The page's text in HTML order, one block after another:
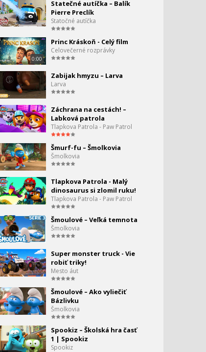
zachraňuje pterodaktyla!
zachrániť niekoľko
parašutistov!
0:00
73.
Tlapková Patrola - Zuma
zachraňuje prasiatko!
Tlapková Patrola - Horská
karnevalová jazda!
0:00
75.
Tlapková Patrola - Není
čas na obedovú pauzu!
Šteniatka prebudia
spiaceho draka!
Strašidelná chata!
Rošťácké koťátka!
Tlapková Patrola -
Šteniatka zachraňujú
tučniaky
Tlapková Patrola -
Marshall zachraňuje
jaskyňu
Statečné autíčka – Balík
Pierre Preclík
Statočné autíčka
0:00
Princ Kráskoň - Celý film
Celovečerné rozprávky
Zabijak hmyzu – Larva
Larva
Záchrana na cestách! –
Labková patrola
Tlapkova Patrola - Paw Patrol
Šmurf-fu – Šmolkovia
Šmolkovia
Tlapkova Patrola - Malý
dinosaurus si zlomil ruku!
Tlapkova Patrola - Paw Patrol
Šmoulové – Veľká temnota
Šmolkovia
Super monster truck - Vie
robiť triky!
Mesto áut
Šmoulové – Ako vyliečiť
Bázlivku
Šmolkovia
Spookiz – Školská hra časť
1 | Spookiz
Spookiz